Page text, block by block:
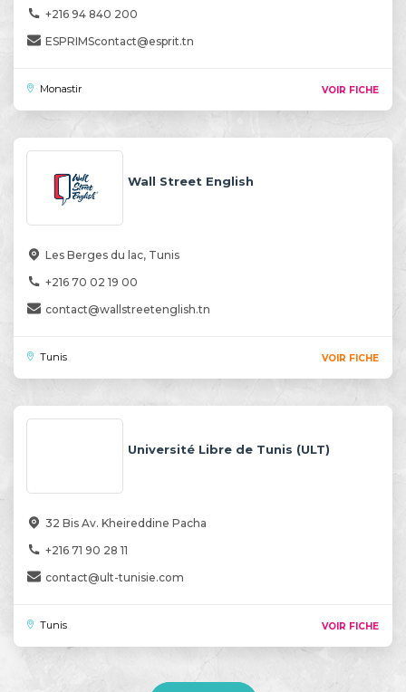
+216 94 840 200
ESPRIMScontact@esprit.tn
Monastir VOIR FICHE
Wall Street English
Les Berges du lac, Tunis
+216 70 02 19 00
contact@wallstreetenglish.tn
Tunis VOIR FICHE
Université Libre de Tunis (ULT)
32 Bis Av. Kheireddine Pacha
+216 71 90 28 11
contact@ult-tunisie.com
Tunis VOIR FICHE